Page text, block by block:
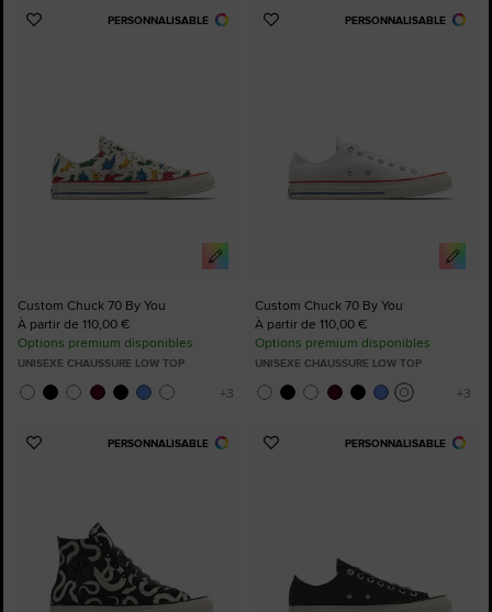
PERSONNALISABLE
Ajouter
Custom Chuck 70 By You
À partir de 110,00 €
Options premium disponibles
UNISEXE CHAUSSURE LOW TOP
PERSONNALISABLE
Ajouter
Custom Chuck 70 By You
À partir de 110,00 €
Options premium disponibles
UNISEXE CHAUSSURE LOW TOP
PERSONNALISABLE
Ajouter
PERSONNALISABLE
Ajouter